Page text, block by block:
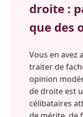
droite :
que des
Vous en avez
traiter de
opinion
de droite est
célibataires